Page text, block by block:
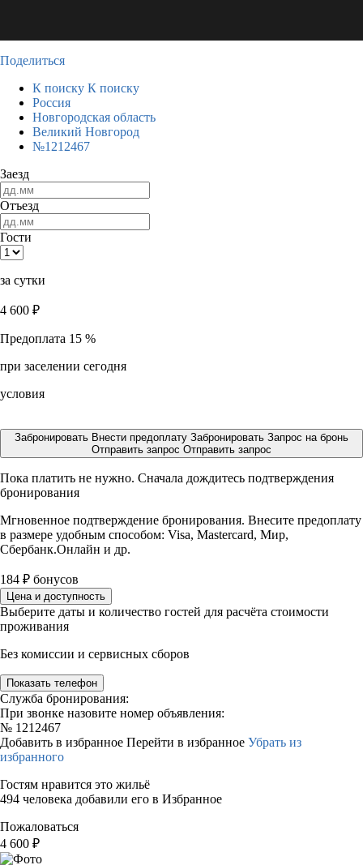
Поделиться
К поиску К поиску
Россия
Новгородская область
Великий Новгород
№1212467
Заезд
Отъезд
Гости
за сутки
4 600 ₽
Предоплата 15 %
при заселении сегодня
условия
Забронировать Внести предоплату Забронировать Запрос на бронь
Отправить запрос Отправить запрос
Пока платить не нужно. Сначала дождитесь подтверждения
бронирования
Мгновенное подтверждение бронирования. Внесите предоплату
в размере удобным способом: Visa, Mastercard, Мир,
Сбербанк.Онлайн и др.
184 ₽ бонусов
Цена и доступность
Выберите даты и количество гостей для расчёта стоимости
проживания
Без комиссии и сервисных сборов
Показать телефон
Служба бронирования:
При звонке назовите номер объявления:
№ 1212467
Добавить в избранное Перейти в избранное Убрать из
избранного
Гостям нравится это жильё
494 человека добавили его в Избранное
Пожаловаться
4 600 ₽